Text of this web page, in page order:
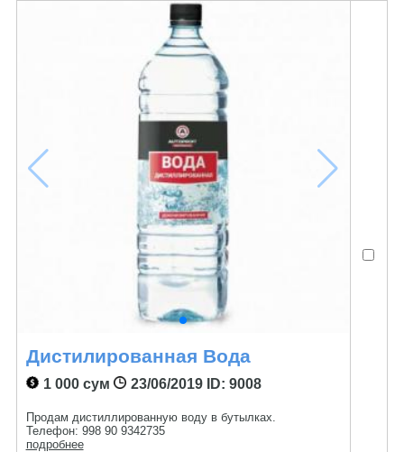
Дистилированная Вода
1 000 сум 23/06/2019ID: 9008
Продам дистиллированную воду в бутылках.
Телефон: 998 90 9342735
подробнее